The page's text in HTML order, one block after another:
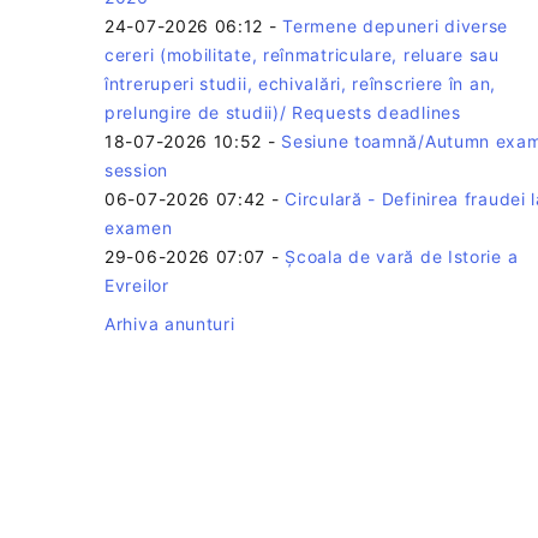
24-07-2026 06:12 -Termene depuneri diverse
cereri (mobilitate, reînmatriculare, reluare sau
întreruperi studii, echivalări, reînscriere în an,
prelungire de studii)/ Requests deadlines
18-07-2026 10:52 - Sesiune toamnă/Autumn
session
06-07-2026 07:42 - Circulară - Definirea fraudei
examen
29-06-2026 07:07 - Școala de vară de Istorie a
Evreilor
Arhiva anunturi